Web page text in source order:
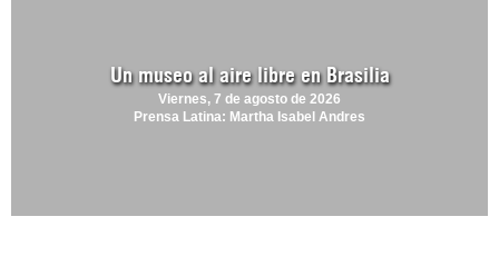
Un museo al aire libre en Brasilia
Viernes, 7 de agosto de 2026
Prensa Latina: Martha Isabel Andres